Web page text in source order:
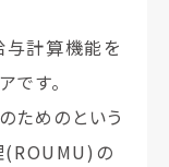
与計算機能を
です。
ためのという
(ROUMU)の